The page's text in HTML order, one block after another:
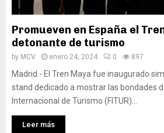
Promueven en España el
detonante de turismo
by MCV enero 24, 2024 0 897
Madrid.- El Tren Maya fue inaugurado
stand dedicado a mostrar las bondades
Internacional de Turismo (FITUR)...
Leer más